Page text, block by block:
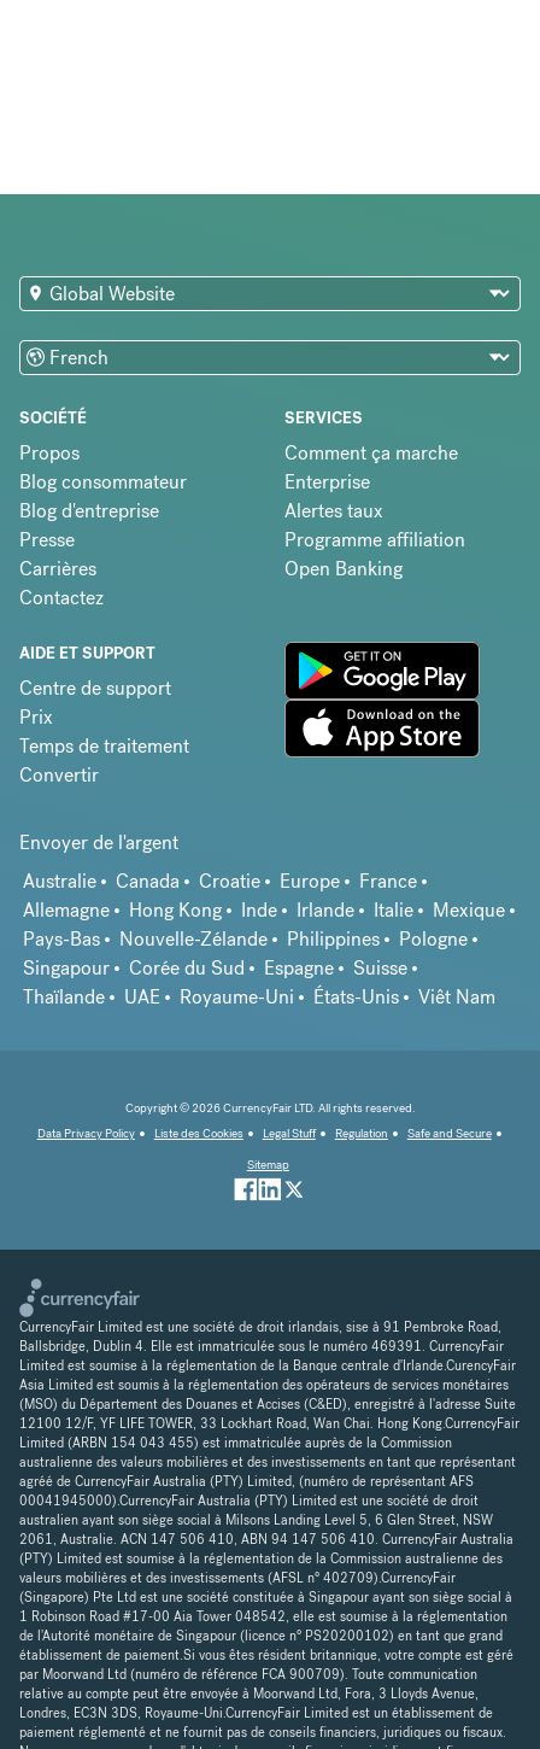
SOCIÉTÉ
Propos
Blog consommateur
Blog d'entreprise
Presse
Carrières
Contactez
SERVICES
Comment ça marche
Enterprise
Alertes taux
Programme affiliation
Open Banking
AIDE ET SUPPORT
Centre de support
Prix
Temps de traitement
Convertir
Envoyer de l'argent
Australie
Canada Croatie Europe
France
Allemagne
Hong Kong Inde Irlande Italie
Mexique
Pays-Bas
Nouvelle-Zélande Philippines
Pologne
Singapour
Corée du Sud Espagne
Suisse
Thaïlande
UAE Royaume-Uni États-Unis Viêt Nam
Copyright © 2026 CurrencyFair LTD. All rights reserved.
Data Privacy Policy
Liste des Cookies Legal Stuff Regulation
Safe and Secure
Sitemap
CurrencyFair Limited est une société de droit irlandais, sise à 91 Pembroke Road,
Ballsbridge, Dublin 4. Elle est immatriculée sous le numéro 469391. CurrencyFair
Limited est soumise à la réglementation de la Banque centrale d'Irlande.CurencyFair
Asia Limited est soumis à la réglementation des opérateurs de services monétaires
(MSO) du Département des Douanes et Accises (C&ED), enregistré à l'adresse Suite
12100 12/F, YF LIFE TOWER, 33 Lockhart Road, Wan Chai. Hong Kong.CurrencyFair
Limited (ARBN 154 043 455) est immatriculée auprès de la Commission
australienne des valeurs mobilières et des investissements en tant que représentant
agréé de CurrencyFair Australia (PTY) Limited, (numéro de représentant AFS
00041945000).CurrencyFair Australia (PTY) Limited est une société de droit
australien ayant son siège social à Milsons Landing Level 5, 6 Glen Street, NSW
2061, Australie. ACN 147 506 410, ABN 94 147 506 410. CurrencyFair Australia
(PTY) Limited est soumise à la réglementation de la Commission australienne des
valeurs mobilières et des investissements (AFSL n° 402709).CurrencyFair
(Singapore) Pte Ltd est une société constituée à Singapour ayant son siège social à
1 Robinson Road #17-00 Aia Tower 048542, elle est soumise à la réglementation
de l'Autorité monétaire de Singapour (licence n° PS20200102) en tant que grand
établissement de paiement.Si vous êtes résident britannique, votre compte est géré
par Moorwand Ltd (numéro de référence FCA 900709). Toute communication
relative au compte peut être envoyée à Moorwand Ltd, Fora, 3 Lloyds Avenue,
Londres, EC3N 3DS, Royaume-Uni.CurrencyFair Limited est un établissement de
paiement réglementé et ne fournit pas de conseils financiers, juridiques ou fiscaux.